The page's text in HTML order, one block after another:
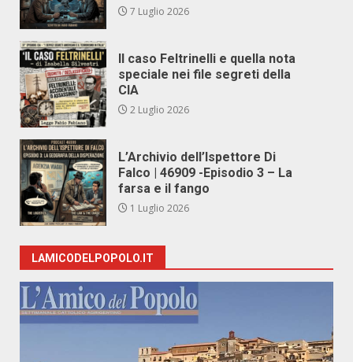
7 Luglio 2026
Il caso Feltrinelli e quella nota
speciale nei file segreti della
CIA
2 Luglio 2026
L’Archivio dell’Ispettore Di
Falco | 46909 -Episodio 3 – La
farsa e il fango
1 Luglio 2026
LAMICODELPOPOLO.IT